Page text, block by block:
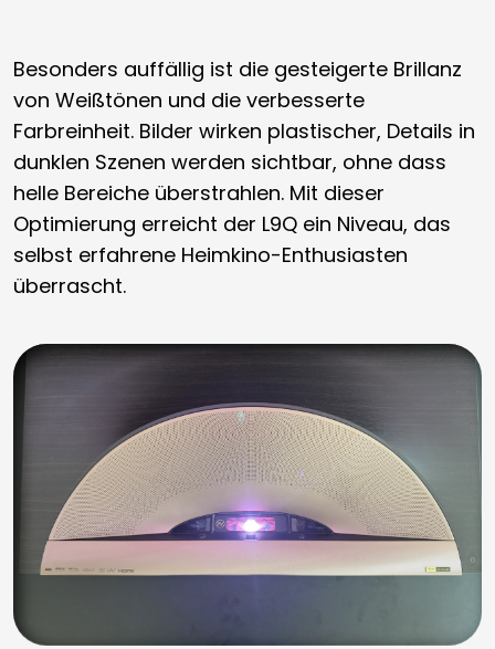
Besonders auffällig ist die gesteigerte Brillanz
von Weißtönen und die verbesserte
Farbreinheit. Bilder wirken plastischer, Details in
dunklen Szenen werden sichtbar, ohne dass
helle Bereiche überstrahlen. Mit dieser
Optimierung erreicht der L9Q ein Niveau, das
selbst erfahrene Heimkino-Enthusiasten
überrascht.